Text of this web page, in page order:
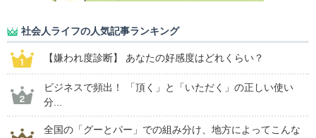
社会人ライフの人気記事ランキング
【嫌われ度診断】 あなたの好感度はどれくらい？
ビジネスで頻出！ 「頂く」と「いただく」の正しい使い
分...
全国の「グーとパー」での組み分け、地方によってこんな